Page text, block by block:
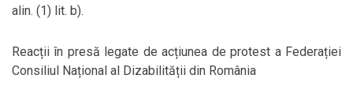
alin. (1) lit. b).
Reacții în presă legate de acțiunea de protest a Federației
Consiliul Național al Dizabilității din România